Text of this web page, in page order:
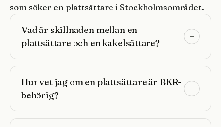
som söker en plattsättare i Stockholmsområdet.
Vad är skillnaden mellan en
plattsättare och en kakelsättare?
Hur vet jag om en plattsättare är BKR-
behörig?